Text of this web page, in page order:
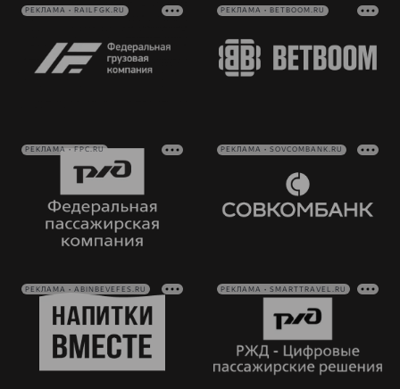
РЕКЛАМА • RAILFGK.RU РЕКЛАМА • BETBOOM.RU
РЕКЛАМА • FPC.RU РЕКЛАМА • SOVCOMBANK.RU
РЕКЛАМА • ABINBEVEFES.RU РЕКЛАМА • SMARTTRAVEL.RU